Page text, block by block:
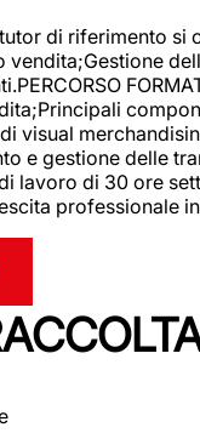
di riferimento
visual
e gestione delle
lavoro di 30 ore
professionale